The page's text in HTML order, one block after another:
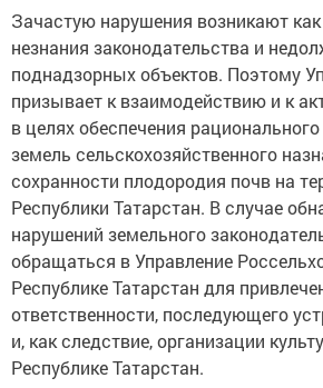
Зачастую нарушения возникают
незнания законодательства и
поднадзорных объектов. Поэтому
призывает к взаимодействию и к
в целях обеспечения
земель сельскохозяйственного
сохранности плодородия почв на
Республики Татарстан. В случае
нарушений земельного
обращаться в Управление
Республике Татарстан для
ответственности, последующего
и, как следствие, организации
Республике Татарстан.